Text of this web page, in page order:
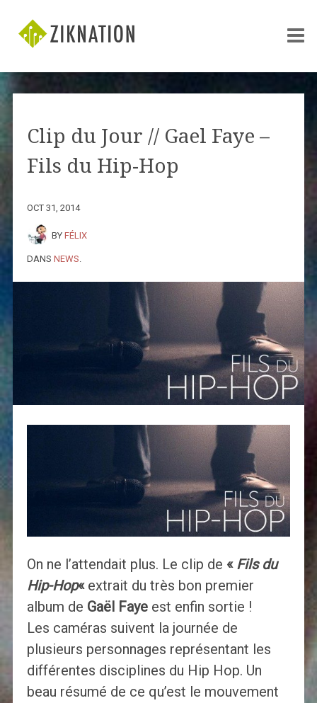
Clip du Jour // Gael Faye –
Fils du Hip-Hop
OCT 31, 2014
BY FÉLIX
DANS NEWS
On ne l’attendait plus. Le clip de « Fils du
Hip-Hop« extrait du très bon premier
album de Gaël Fayeest enfin sortie !
Les caméras suivent la journée de
plusieurs personnages représentant les
différentes disciplines du Hip Hop. Un
beau résumé de ce qu’est le mouvement